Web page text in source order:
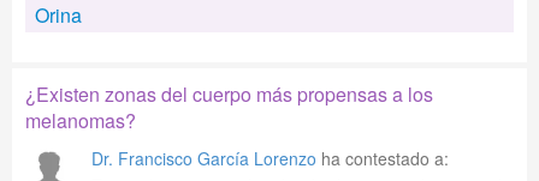
Orina
¿Existen zonas del cuerpo más propensas a los
melanomas?
Dr. Francisco García Lorenzo ha contestado a: